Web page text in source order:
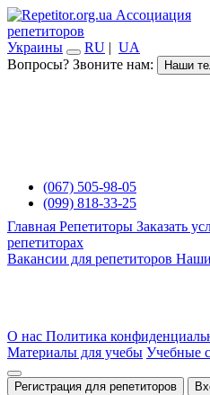
Ассоциация
репетиторов
Украины
RU | UA
Вопросы? Звоните нам:
Наши
(067) 505-98-05
(099) 818-33-25
Главная Репетиторы Заказать
репетиторах
Вакансии для репетиторов Наши
О нас Политика
Материалы для учебы Учебные
Регистрация для репетиторов